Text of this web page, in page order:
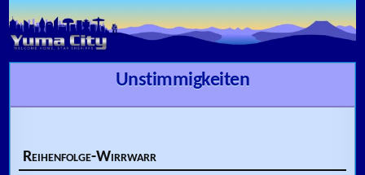
Skip to content
Unstimmigkeiten
Reihenfolge-Wirrwarr